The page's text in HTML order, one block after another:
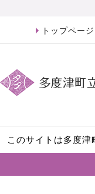
トップページ
このサイトは多度